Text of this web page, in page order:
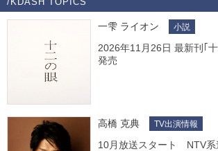
一雫 ライオン 小説
2026年11月26日 最新刊｢
発売
高橋 克典 TV出演情報
10月放送スタート NTV系